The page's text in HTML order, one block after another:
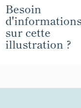
Besoin
sur cette
illustration ?